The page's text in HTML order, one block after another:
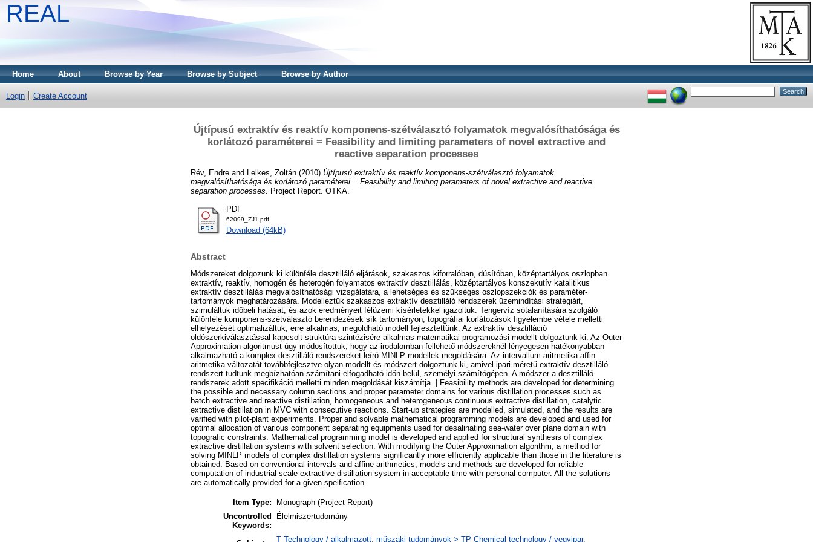
REAL
Home About Browse by Year Browse by Subject Browse by Author
Login Create Account
Újtípusú extraktív és reaktív komponens-szétválasztó folyamatok megvalósíthatósága és
korlátozó paraméterei = Feasibility and limiting parameters of novel extractive and
reactive separation processes
Rév, Endre and Lelkes, Zoltán (2010) Újtípusú extraktív és reaktív komponens-szétválasztó folyamatok
megvalósíthatósága és korlátozó paraméterei = Feasibility and limiting parameters of novel extractive and reactive
separation processes.
Project Report. OTKA.
PDF
62099_ZJ1.pdf
Download (64kB)
Abstract
Módszereket dolgozunk ki különféle desztilláló eljárások, szakaszos kiforralóban, dúsítóban, középtartályos oszlopban
extraktív, reaktív, homogén és heterogén folyamatos extraktív desztillálás, középtartályos konszekutív katalitikus
extraktív desztillálás megvalósíthatósági vizsgálatára, a lehetséges és szükséges oszlopszekciók és paraméter-
tartományok meghatározására. Modelleztük szakaszos extraktív desztilláló rendszerek üzemindítási stratégiáit,
szimuláltuk időbeli hatását, és azok eredményeit félüzemi kísérletekkel igazoltuk. Tengervíz sótalanítására szolgáló
különféle komponens-szétválasztó berendezések sík tartományon, topográfiai korlátozások figyelembe vétele melletti
elhelyezését optimalizáltuk, erre alkalmas, megoldható modell fejlesztettünk. Az extraktív desztilláció
oldószerkiválasztással kapcsolt struktúra-szintézisére alkalmas matematikai programozási modellt dolgoztunk ki. Az Outer
Approximation algoritmust úgy módosítottuk, hogy az irodalomban fellehető módszereknél lényegesen hatékonyabban
alkalmazható a komplex desztilláló rendszereket leíró MINLP modellek megoldására. Az intervallum aritmetika affin
aritmetika változatát továbbfejlesztve olyan modellt és módszert dolgoztunk ki, amivel ipari méretű extraktív desztilláló
rendszert tudtunk megbízhatóan számítani elfogadható időn belül, személyi számítógépen. A módszer a desztilláló
rendszerek adott specifikáció melletti minden megoldását kiszámítja. | Feasibility methods are developed for determining
the possible and necessary column sections and proper parameter domains for various distillation processes such as
batch extractive and reactive distillation, homogeneous and heterogeneous continuous extractive distillation, catalytic
extractive distillation in MVC with consecutive reactions. Start-up strategies are modelled, simulated, and the results are
varified with pilot-plant experiments. Proper and solvable mathematical programming models are developed and used for
optimal allocation of various component separating equipments used for desalinating sea-water over plane domain with
topografic constraints. Mathematical programming model is developed and applied for structural synthesis of complex
extractive distillation systems with solvent selection. With modifying the Outer Approximation algorithm, a method for
solving MINLP models of complex distillation systems significantly more efficiently applicable than those in the literature is
obtained. Based on conventional intervals and affine arithmetics, models and methods are developed for reliable
computation of industrial scale extractive distillation system in acceptable time with personal computer. All the solutions
are automatically provided for a given speification.
Item Type:
Monograph (Project Report)
Uncontrolled
Keywords:
Élelmiszertudomány
T Technology / alkalmazott, műszaki tudományok > TP Chemical technology / vegyipar,